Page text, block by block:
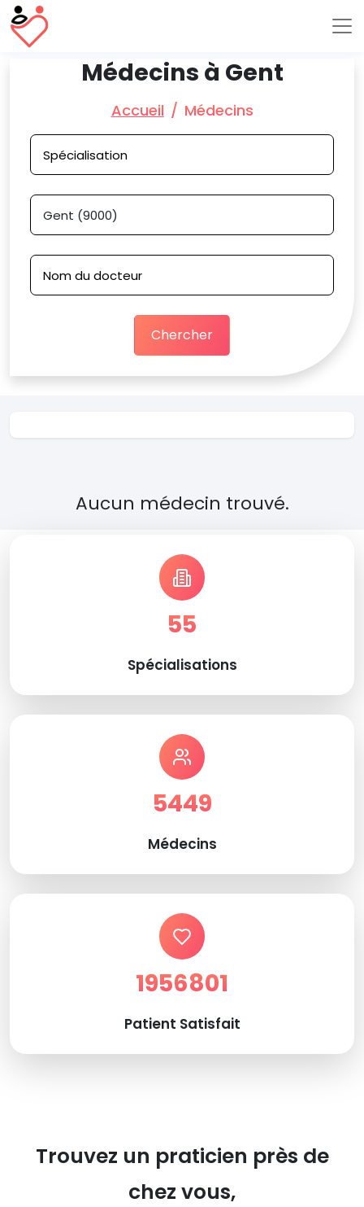
Médecins à Gent
Accueil Médecins
Chercher
Aucun médecin trouvé.
55
Spécialisations
5449
Médecins
1956801
Patient Satisfait
Trouvez un praticien près de
chez vous,